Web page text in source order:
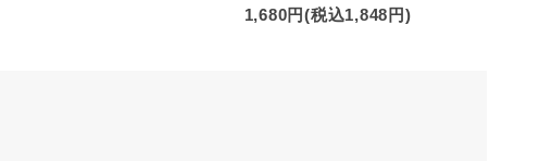
1,680円(税込1,848円)